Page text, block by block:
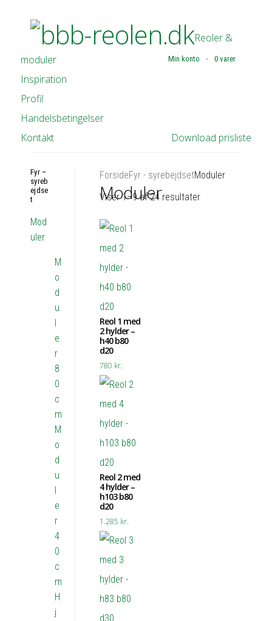
Min konto 0 varer
Reoler &
moduler
Inspiration
Profil
Handelsbetingelser
Download prisliste
Kontakt
ForsideFyr - syrebejdsetModuler
Moduler
Viser 1–9 af 24 resultater
Reol 1 med
2 hylder –
h40 b80
d20
780 kr.
Reol 2 med
4 hylder –
h103 b80
d20
1.285 kr.
Fyr –
syreb
ejdse
t
Mod
uler
M
o
d
u
l
e
r
8
0
c
m
M
o
d
u
l
e
r
4
0
c
m
H
j